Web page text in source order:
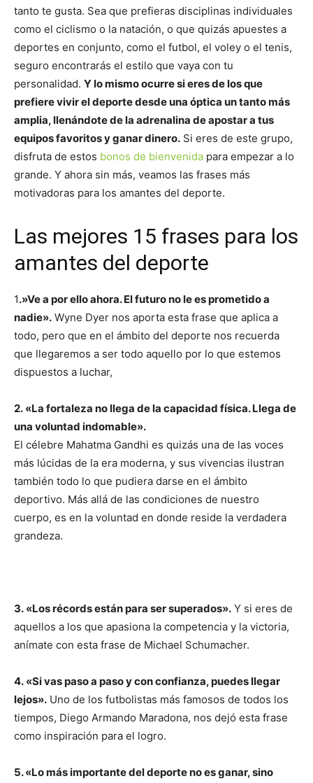
tanto te gusta. Sea que prefieras disciplinas individuales
como el ciclismo o la natación, o que quizás apuestes a
deportes en conjunto, como el futbol, el voley o el tenis,
seguro encontrarás el estilo que vaya con tu
personalidad. Y lo mismo ocurre si eres de los que
prefiere vivir el deporte desde una óptica un tanto más
amplia, llenándote de la adrenalina de apostar a tus
equipos favoritos y ganar dinero. Si eres de este grupo,
disfruta de estos bonos de bienvenida para empezar a lo
grande. Y ahora sin más, veamos las frases más
motivadoras para los amantes del deporte.
Las mejores 15 frases para los
amantes del deporte
1.»Ve a por ello ahora. El futuro no le es prometido a
nadie». Wyne Dyer nos aporta esta frase que aplica a
todo, pero que en el ámbito del deporte nos recuerda
que llegaremos a ser todo aquello por lo que estemos
dispuestos a luchar,
2. «La fortaleza no llega de la capacidad física. Llega de
una voluntad indomable».
El célebre Mahatma Gandhi es quizás una de las voces
más lúcidas de la era moderna, y sus vivencias ilustran
también todo lo que pudiera darse en el ámbito
deportivo. Más allá de las condiciones de nuestro
cuerpo, es en la voluntad en donde reside la verdadera
grandeza.
3. «Los récords están para ser superados». Y si eres de
aquellos a los que apasiona la competencia y la victoria,
anímate con esta frase de Michael Schumacher.
4. «Si vas paso a paso y con confianza, puedes llegar
lejos». Uno de los futbolistas más famosos de todos los
tiempos, Diego Armando Maradona, nos dejó esta frase
como inspiración para el logro.
5. «Lo más importante del deporte no es ganar, sino